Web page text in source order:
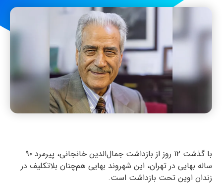
با گذشت ۱۲ روز از بازداشت جمال‌الدین خانجانی، پیرمرد ۹۰
ساله بهایی در تهران، این شهروند بهایی هم‌چنان بلاتکلیف در
زندان اوین تحت بازداشت است.